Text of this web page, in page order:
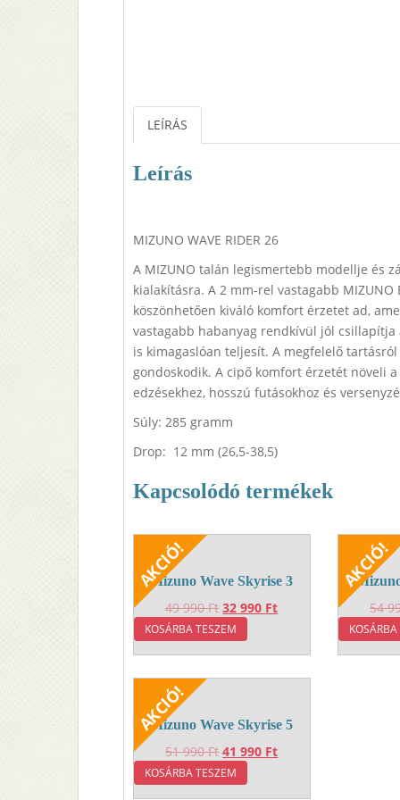
LEÍRÁS
Leírás
MIZUNO WAVE RIDER 26
A MIZUNO talán legismertebb modellje és
kialakításra. A 2 mm-rel vastagabb
köszönhetően kiváló komfort érzetet ad,
vastagabb habanyag rendkívül jól csillapítja
is kimagaslóan teljesít. A megfelelő
gondoskodik. A cipő komfort érzetét növeli
edzésekhez, hosszú futásokhoz és
Súly: 285 gramm
Drop: 12 mm (26,5-38,5)
Kapcsolódó termékek
Mizuno Wave Skyrise 3
49 990Ft Original
price
32 990 FtCurrent
KOSÁRBA TESZEM
54
Mizuno Wave Skyrise 5
51 990FtOriginal
price
41 990 FtCurrent
KOSÁRBA TESZEM